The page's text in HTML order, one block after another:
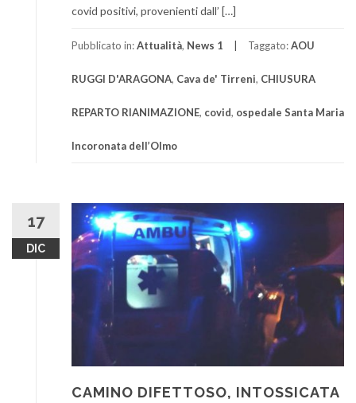
covid positivi, provenienti dall’ […]
Pubblicato in:Attualità, News 1 Taggato:AOU
RUGGI D'ARAGONA, Cava de' Tirreni, CHIUSURA
REPARTO RIANIMAZIONE, covid, ospedale Santa Maria
Incoronata dell’Olmo
17
DIC
CAMINO DIFETTOSO, INTOSSICATA